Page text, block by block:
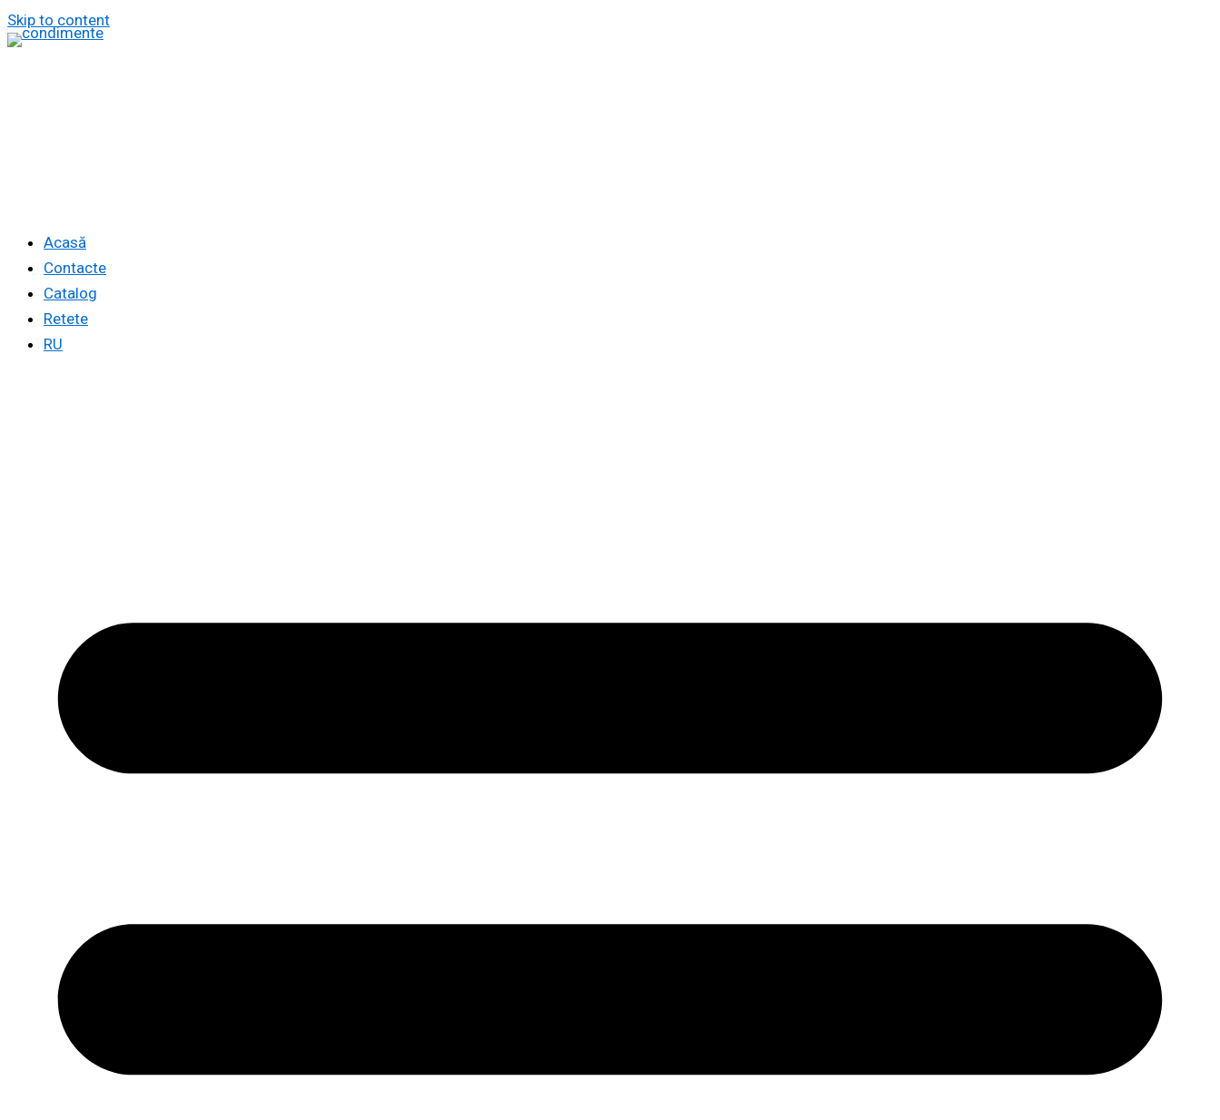
Skip to content
Acasă
Contacte
Catalog
Retete
RU